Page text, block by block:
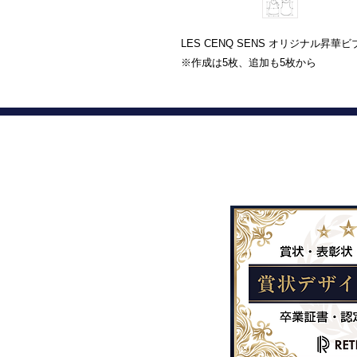
LES CENQ SENS オリジナル昇華ビ
※作成は5枚、追加も5枚から